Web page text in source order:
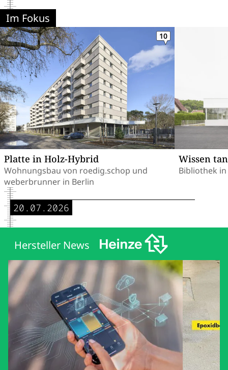
Im Fokus
Platte in Holz-Hybrid
Wohnungsbau von roedig.schop und
weberbrunner in Berlin
10
Wissen
Bibliothek
20.07.2026
Hersteller News